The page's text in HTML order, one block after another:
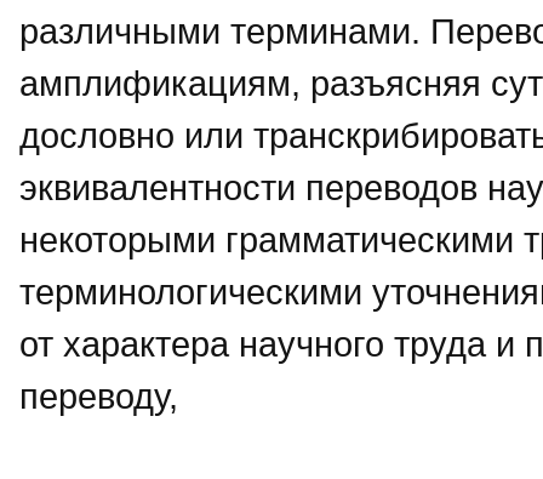
различными терминами.
амплификациям, разъясняя
дословно или
эквивалентности переводов
некоторыми грамматическими
терминологическими
от характера научного труда и
переводу,